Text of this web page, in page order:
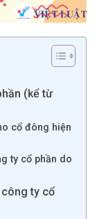
(kể từ
cổ đông hiện
ty cổ phần do
ty cổ